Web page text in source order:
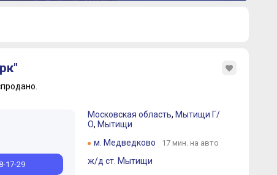
Апрель Март Февраль
Февраль
17-29
Московская область, Мытищи Г/
О, Мытищи
м. Медведково
17 мин. на авто
ж/д ст. Мытищи